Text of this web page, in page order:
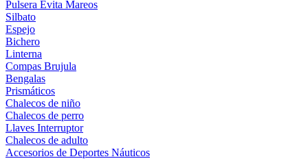
Pulsera Evita Mareos
Silbato
Espejo
Bichero
Linterna
Compas Brujula
Bengalas
Prismáticos
Chalecos de niño
Chalecos de perro
Llaves Interruptor
Chalecos de adulto
Accesorios de Deportes Náuticos